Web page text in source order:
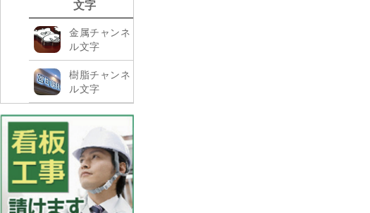
文字
金属チャンネ
ル文字
樹脂チャンネ
ル文字